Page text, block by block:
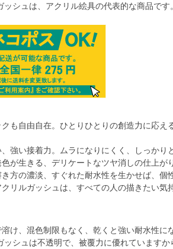
ッシュは、アクリル絵具の代表的な商品です。
も自由自在。ひとりひとりの創造力に応え
強い接着力。ムラになりにくく、しっかり
が生きる、デリケートなツヤ消しの仕上がり
方の濃淡、すぐれた耐水性を生かせば、個
リルガッシュは、すべての人の描きたい気
け、混色制限もなく、乾くと強い耐水性に
ッシュは不透明で、被覆力に優れています